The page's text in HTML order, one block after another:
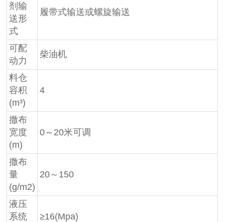
剂输
送形
式
履带式输送或螺旋输送
可配
动力
柴油机
料仓
容积
(m³)
4
撒布
宽度
(m)
0～20米可调
撒布
量
(g/m2)
20～150
液压
系统
≥16(Mpa)